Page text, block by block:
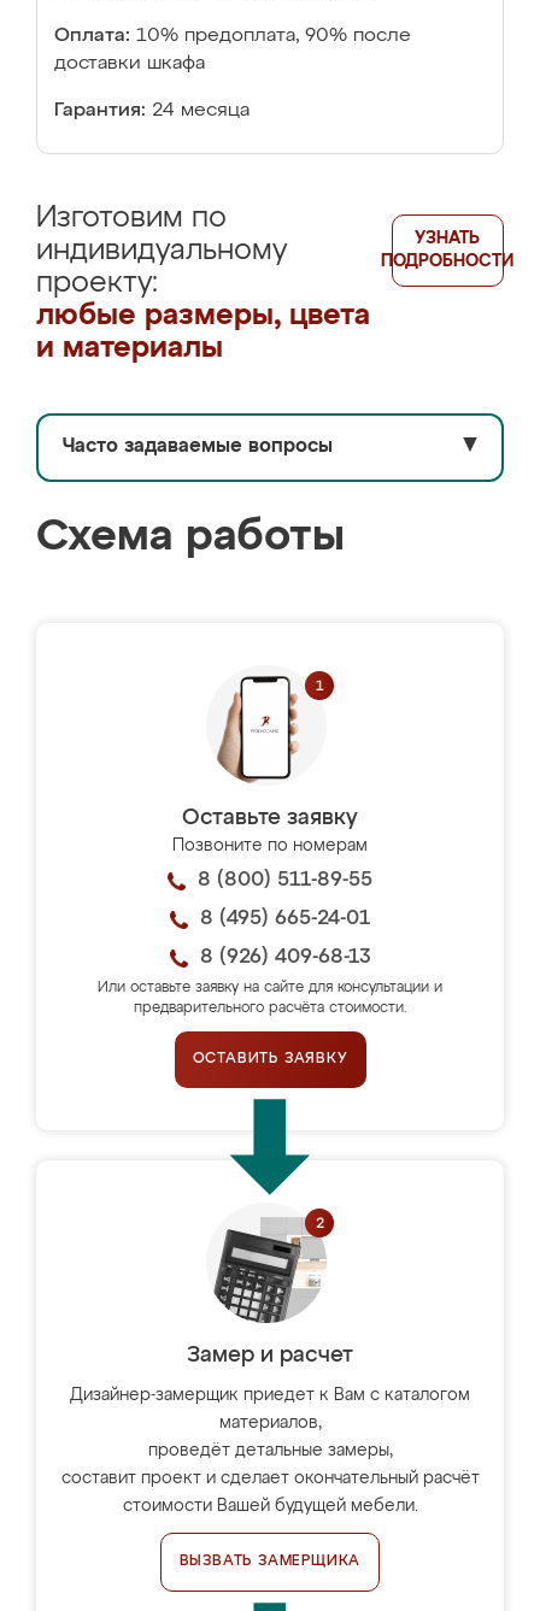
Оплата: 10% предоплата, 90% после
доставки шкафа
Гарантия: 24 месяца
Изготовим по
индивидуальному
проекту:
любые размеры, цвета
и материалы
УЗНАТЬ
ПОДРОБНОСТИ
Часто задаваемые вопросы ▼
Схема работы
Оставьте заявку
Позвоните по номерам
8 (800) 511-89-55
8 (495) 665-24-01
8 (926) 409-68-13
Или оставьте заявку на сайте для консультации и
предварительного расчёта стоимости.
ОСТАВИТЬ ЗАЯВКУ
Замер и расчет
Дизайнер-замерщик приедет к Вам с каталогом
материалов,
проведёт детальные замеры,
составит проект и сделает окончательный расчёт
стоимости Вашей будущей мебели.
ВЫЗВАТЬ ЗАМЕРЩИКА